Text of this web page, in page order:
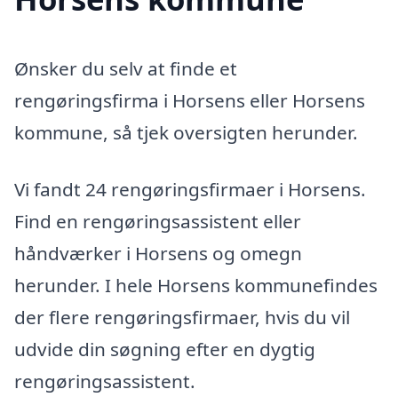
Ønsker du selv at finde et
rengøringsfirma i Horsens eller Horsens
kommune, så tjek oversigten herunder.
Vi fandt 24 rengøringsfirmaer i Horsens.
Find en rengøringsassistent eller
håndværker i Horsens og omegn
herunder. I hele Horsens kommunefindes
der flere rengøringsfirmaer, hvis du vil
udvide din søgning efter en dygtig
rengøringsassistent.